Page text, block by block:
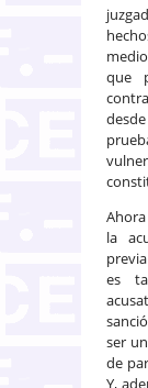
que
la
es
ser
de
Y,